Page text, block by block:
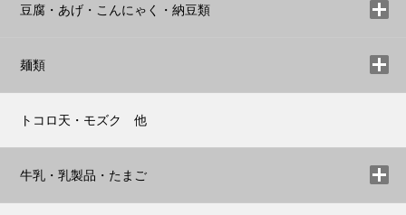
豆腐・あげ・こんにゃく・納豆類
麺類
トコロ天・モズク 他
牛乳・乳製品・たまご